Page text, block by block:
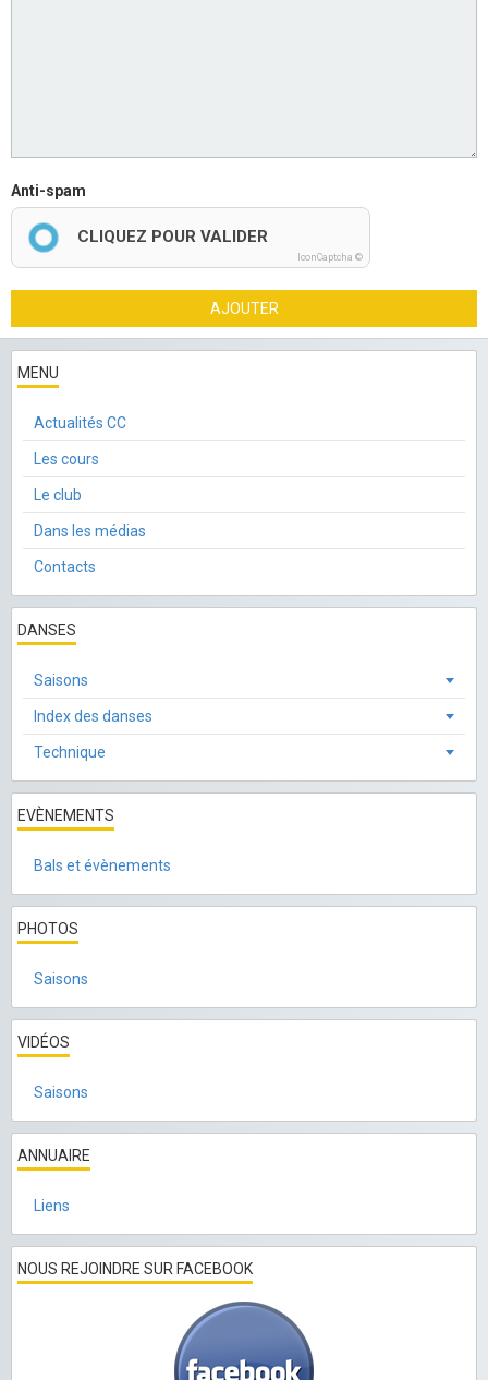
Anti-spam
CLIQUEZ POUR VALIDER
IconCaptcha ©
AJOUTER
MENU
Actualités CC
Les cours
Le club
Dans les médias
Contacts
DANSES
Saisons
Index des danses
Technique
EVÈNEMENTS
Bals et évènements
PHOTOS
Saisons
VIDÉOS
Saisons
ANNUAIRE
Liens
NOUS REJOINDRE SUR FACEBOOK